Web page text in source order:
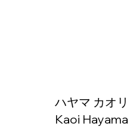
ハヤマ カオリ
Kaoi Hayama